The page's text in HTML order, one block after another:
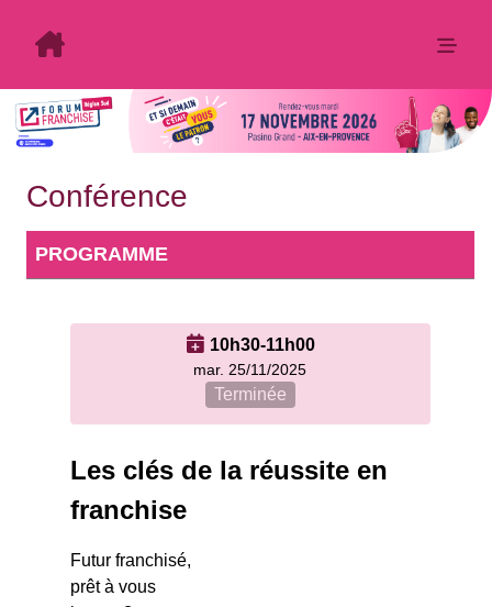
Conférence
PROGRAMME
10h30-11h00
mar. 25/11/2025
Terminée
Les clés de la réussite en
franchise
Futur franchisé,
prêt à vous